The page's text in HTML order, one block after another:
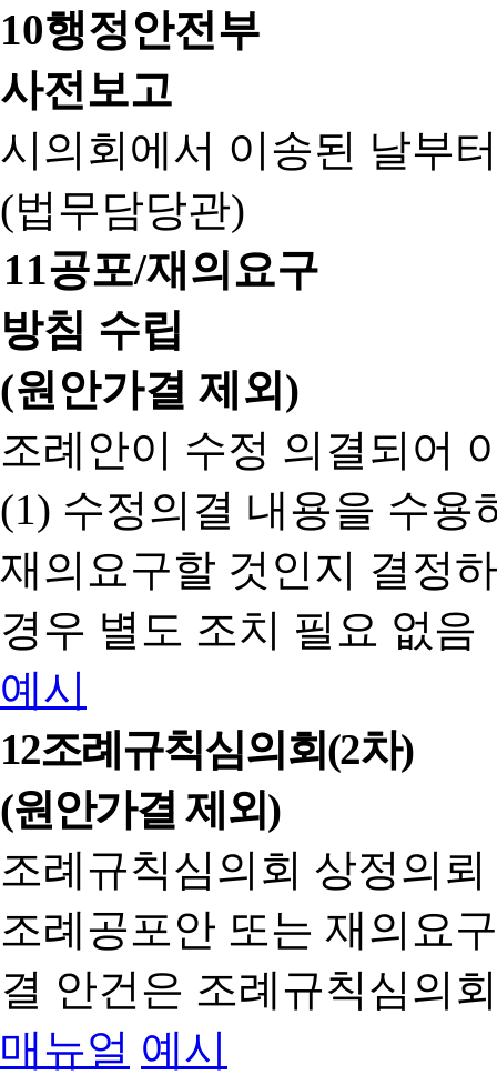
10행정안전부
사전보고
시의회에서 이송된 날부
(법무담당관)
11공포/재의요구
방침 수립
(원안가결 제외)
조례안이 수정 의결되어
(1) 수정의결 내용을 수용
재의요구할 것인지 결정
경우 별도 조치 필요 없음
예시
12조례규칙심의회(2차)
(원안가결 제외)
조례규칙심의회 상정의
조례공포안 또는 재의요
결 안건은 조례규칙심의
매뉴얼 예시